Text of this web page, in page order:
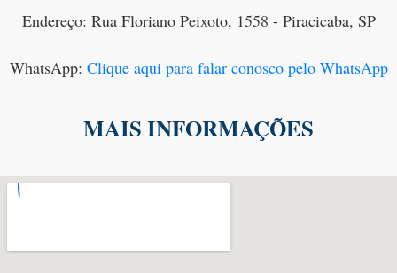
Endereço: Rua Floriano Peixoto, 1558 - Piracicaba, SP
WhatsApp: Clique aqui para falar conosco pelo WhatsApp
MAIS INFORMAÇÕES